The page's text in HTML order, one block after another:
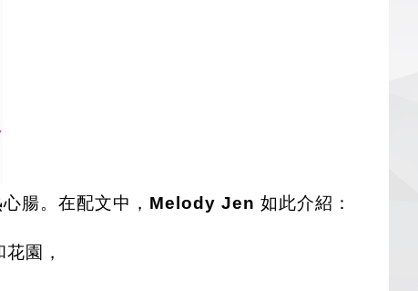
腸。在配文中， Melody Jen 如此介紹：
園，